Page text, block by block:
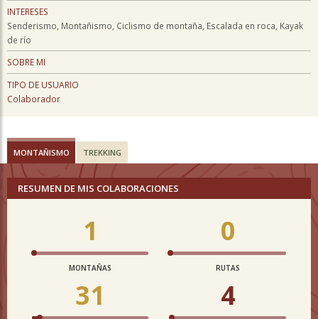
INTERESES
Senderismo, Montañismo, Ciclismo de montaña, Escalada en roca, Kayak
de río
SOBRE MI
TIPO DE USUARIO
Colaborador
MONTAÑISMO TREKKING
RESUMEN DE MIS COLABORACIONES
1
MONTAÑAS
0
RUTAS
31 4